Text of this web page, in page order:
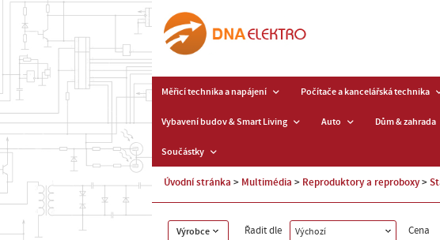
Měřicí technika a napájení Počítače a kancelářská technika
Vybavení budov & Smart Living Auto Dům & zahrada
Součástky
Úvodní stránka Multimédia Reproduktory a reproboxy
Výrobce Řadit dle Výchozí Cena